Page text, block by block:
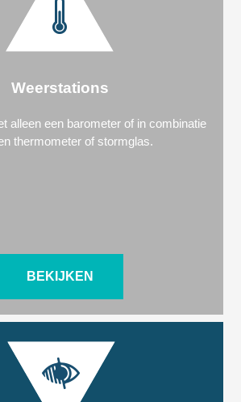
Weerstations
alleen een barometer of in combinatie
thermometer of stormglas.
BEKIJKEN